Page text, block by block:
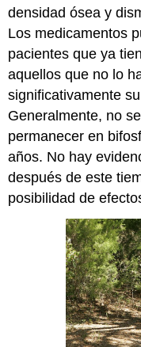
densidad ósea y
Los medicamentos
pacientes que ya
aquellos que no lo
significativamente
Generalmente, no
permanecer en
años. No hay
después de este
posibilidad de